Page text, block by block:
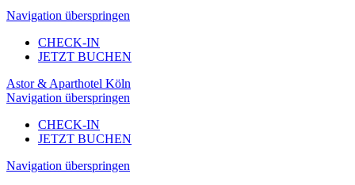
Navigation überspringen
CHECK-IN
JETZT BUCHEN
Astor & Aparthotel Köln
Navigation überspringen
CHECK-IN
JETZT BUCHEN
Navigation überspringen